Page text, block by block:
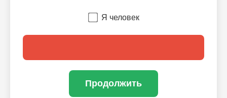
Я человек
Продолжить